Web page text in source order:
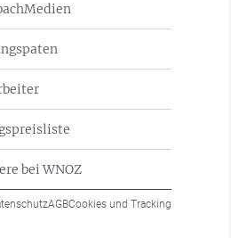
bei WNOZ
AGBCookies und Tracking